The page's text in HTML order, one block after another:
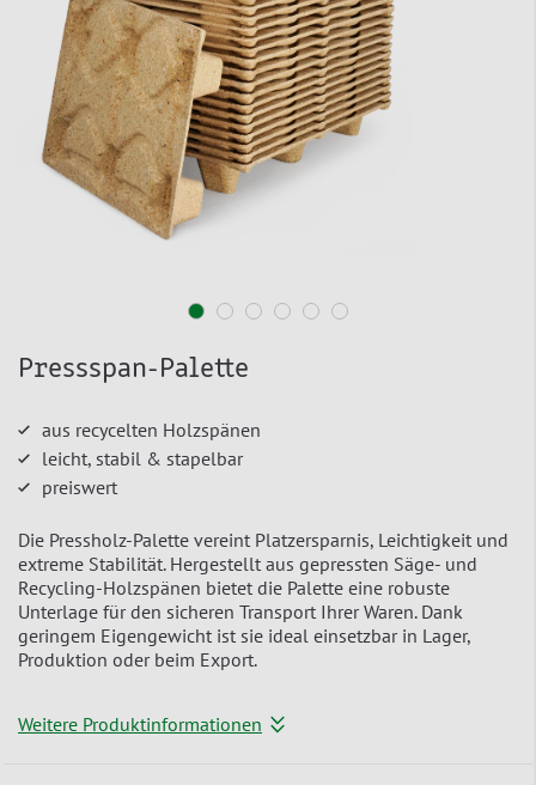
Pressspan-Palette
aus recycelten Holzspänen
leicht, stabil & stapelbar
preiswert
Die Pressholz-Palette vereint Platzersparnis, Leichtigkeit und
extreme Stabilität. Hergestellt aus gepressten Säge- und
Recycling-Holzspänen bietet die Palette eine robuste
Unterlage für den sicheren Transport Ihrer Waren. Dank
geringem Eigengewicht ist sie ideal einsetzbar in Lager,
Produktion oder beim Export.
Weitere Produktinformationen